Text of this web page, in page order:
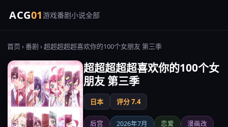
ACG01游戏番剧小说全部
首页 ›番剧 › 超超超超超喜欢你的100个女朋友 第三季
超超超超超喜欢你的100个女
朋友 第三季
日本 评分 7.4
后宫 2026年7月 恋爱
漫画改